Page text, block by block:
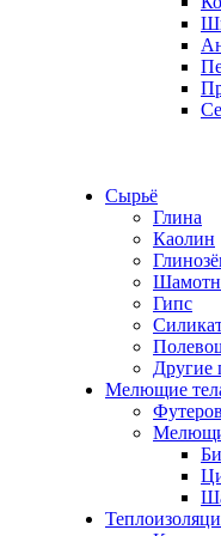
Сырьё
Глина
Каолин
Гипс
Другие
Мелющие